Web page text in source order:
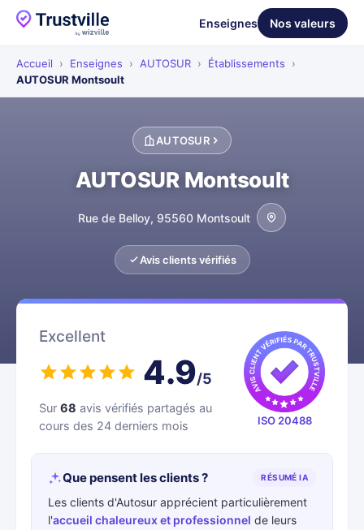
Enseignes Nos valeurs
Accueil › Enseignes › AUTOSUR › Établissements
›
AUTOSUR Montsoult
AUTOSUR
AUTOSUR Montsoult
Rue de Belloy, 95560 Montsoult
Avis clients vérifiés
Excellent
4.9/5
Sur 68 avis vérifiés partagés au
cours des 24 derniers mois
ISO 20488
Que pensent les clients ? RÉSUMÉ IA
Les clients d'Autosur apprécient particulièrement
l'accueil chaleureux et professionnel de leurs